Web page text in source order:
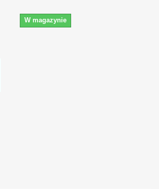
W magazynie